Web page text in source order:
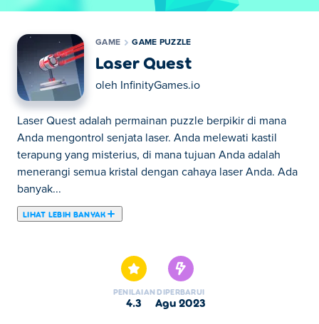
GAME GAME PUZZLE
Laser Quest
oleh InfinityGames.io
Laser Quest adalah permainan puzzle berpikir di mana
Anda mengontrol senjata laser. Anda melewati kastil
terapung yang misterius, di mana tujuan Anda adalah
menerangi semua kristal dengan cahaya laser Anda. Ada
banyak...
LIHAT LEBIH BANYAK
terapung yang misterius, di mana tujuan Anda adalah
menerangi semua kristal dengan cahaya laser Anda. Ada
banyak rintangan di kastil yang dapat menghalangi
PENILAIAN
4.3
DIPERBARUI
Agu 2023